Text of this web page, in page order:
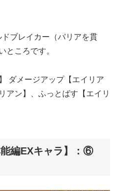
ブレイカー（バリアを貫
ところです。
ダメージアップ【エイリア
アン】、ふっとばす【エイリ
編EXキャラ】：⑥